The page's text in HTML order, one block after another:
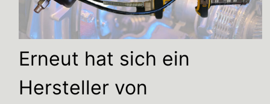
Erneut hat sich ein
Hersteller von